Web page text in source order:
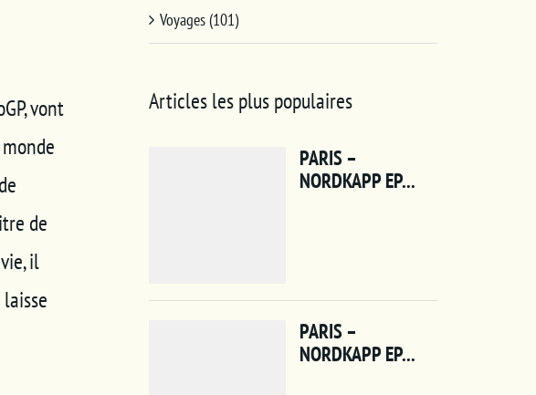
vont
de
il
Voyages (101)
Articles les plus populaires